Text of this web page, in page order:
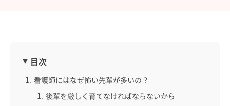
目次
看護師にはなぜ怖い先輩が多いの？
後輩を厳しく育てなければならないから